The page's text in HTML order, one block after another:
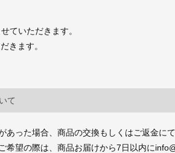
ていただきます。
きます。
て
あった場合、商品の交換もしくはご返金に
希望の際は、商品お届けから7日以内に